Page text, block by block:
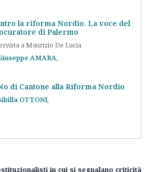
la riforma Nordio. La voce del
di Palermo
a Maurizio De Lucia
AMARA
di Cantone alla Riforma Nordio
OTTONI
in cui si segnalano criticità